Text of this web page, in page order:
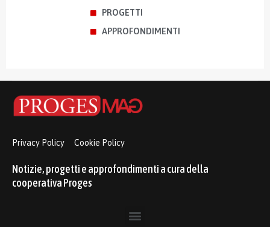
PROGETTI
APPROFONDIMENTI
Privacy Policy Cookie Policy
Notizie, progetti e approfondimenti a cura della
cooperativa Proges